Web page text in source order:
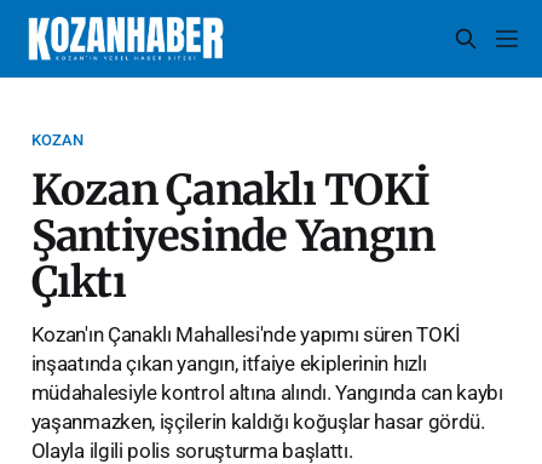
KOZAN
Kozan Çanaklı TOKİ
Şantiyesinde Yangın
Çıktı
Kozan'ın Çanaklı Mahallesi'nde yapımı süren TOKİ
inşaatında çıkan yangın, itfaiye ekiplerinin hızlı
müdahalesiyle kontrol altına alındı. Yangında can kaybı
yaşanmazken, işçilerin kaldığı koğuşlar hasar gördü.
Olayla ilgili polis soruşturma başlattı.